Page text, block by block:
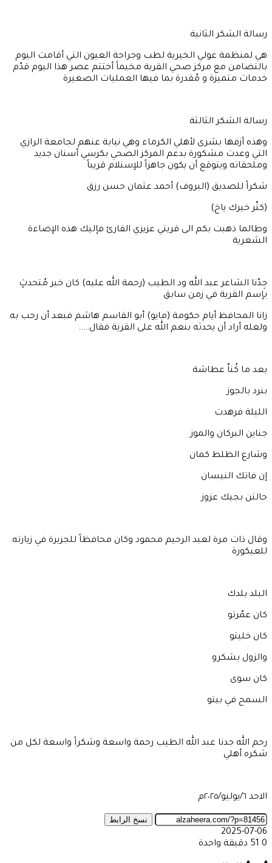
رسالة الشكر الثانية
هي لمنظمة عولي الخيرية لطب وجراحة العيون التي أقامت اليوم
بالتضامن مع مركز صحي القرية مخيماً أختتم عصر هذا اليوم قدّم
خدمات متميزة و مُقدرة بما فيها العمليات الصغيرة
رسالة الشكر الثالثة
وهذه أزفها بشرى لأهلي الكرماء وهي نيابة عنهم لجامعة الرازي
التي وعدت مشكورة بدعم المركز الصحي بكرسي أسنان جديد
وملحقاته ويتوقع أن يكون جاهزاً للإستلام قريباً
شكراً للصديق (البروف) أحمد عثمان حسن رزق
(كتّر خيرك ياخ)
وطالما ذهبت بكم الى قريتي عزيزي القارئ فإليك هذه الإضاءة
الشعرية
جِدّنا الشاعر عبد الله ود الطيب (رحمة الله عليه) كان خير مُتحدثٍ
بإسم القرية في زمن سابق
زانا المحافظ أيام حكومة (مايو) أبو القاسم هاشم فبعد أن رحب به
ولعله أراد أن يحدثه بنعم الله على القرية فقال…..
بعد ما كُناّ عطاشة
بنرد بالجوز
الليلة فرهدت
جناين البركان والموز
وشارع الظلط كمان
إن فاتك النيسان
حالتن بجيك عزوز
وقال ذات مرة لعبد الرحيم محمود وكان محافظاً للجزيرة في زيارته
للعيكورة
البلد بلدك
كان عمّرتو
كان خليتو
والزول بشكرو
كان سوى
السمح في بيتو
رحم الله جدنا عبد الله الطيب رحمة واسعة وشكراً واسعة لكل من
شكره أهلي
الاحد ٦/يوليو/٢٠٢٥م
نسخ الرابط
2025-07-06
0
دقيقة واحدة